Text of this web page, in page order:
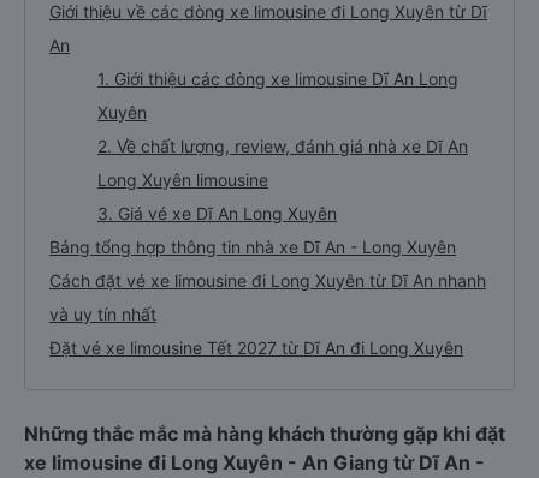
Giới thiệu về các dòng xe limousine đi Long Xuyên từ Dĩ
An
1. Giới thiệu các dòng xe limousine Dĩ An Long
Xuyên
2. Về chất lượng, review, đánh giá nhà xe Dĩ An
Long Xuyên limousine
3. Giá vé xe Dĩ An Long Xuyên
Bảng tổng hợp thông tin nhà xe Dĩ An - Long Xuyên
Cách đặt vé xe limousine đi Long Xuyên từ Dĩ An nhanh
và uy tín nhất
Đặt vé xe limousine Tết 2027 từ Dĩ An đi Long Xuyên
Những thắc mắc mà hàng khách thường gặp khi đặt
xe limousine đi Long Xuyên - An Giang từ Dĩ An -